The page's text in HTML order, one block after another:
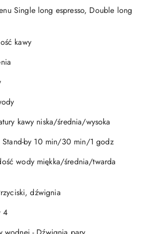
Single long espresso, Double long
kawy
kawy niska/średnia/wysoka
Stand-by 10 min/30 min/1 godz
wody miękka/średnia/twarda
dźwignia
4